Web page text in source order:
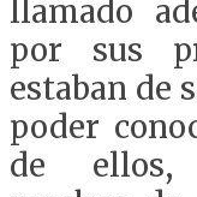
llamado
por sus
estaban de
poder
de ellos,